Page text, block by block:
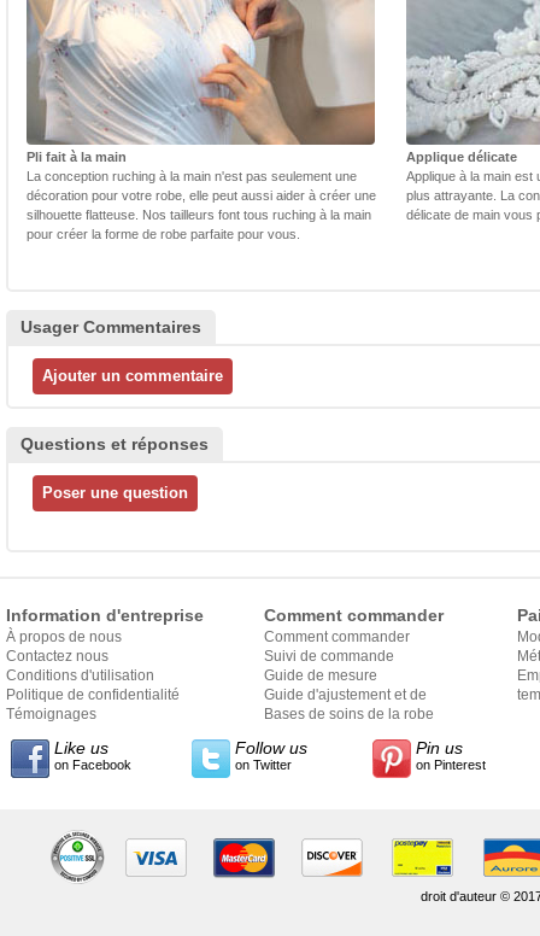
Pli fait à la main
La conception ruching à la main n'est pas seulement une
décoration pour votre robe, elle peut aussi aider à créer une
silhouette flatteuse. Nos tailleurs font tous ruching à la main
pour créer la forme de robe parfaite pour vous.
Applique délicate
Applique à la main est
plus attrayante. La
délicate de main vous
Usager Commentaires
Questions et réponses
Information d'entreprise
À propos de nous
Contactez nous
Conditions d'utilisation
Politique de confidentialité
Témoignages
Comment commander
Comment commander
Suivi de commande
Guide de mesure
Guide d'ajustement et de
style
Bases de soins de la robe
Like us
on Facebook
Follow us
on Twitter
Pin us
on Pinterest
droit d'auteur ©